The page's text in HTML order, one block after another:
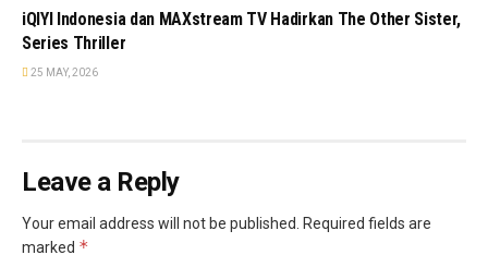
iQIYI Indonesia dan MAXstream TV Hadirkan The Other Sister,
Series Thriller
25 MAY, 2026
Leave a Reply
Your email address will not be published.
Required fields are
marked *